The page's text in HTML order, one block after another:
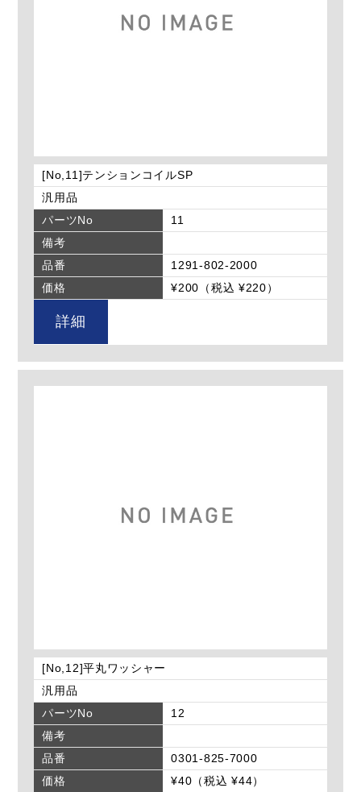
[No,11]テンションコイルSP
汎用品
パーツNo
11
備考
品番
1291-802-2000
価格
¥200（税込 ¥220）
詳細
[No,12]平丸ワッシャー
汎用品
パーツNo
12
備考
品番
0301-825-7000
価格
¥40（税込 ¥44）